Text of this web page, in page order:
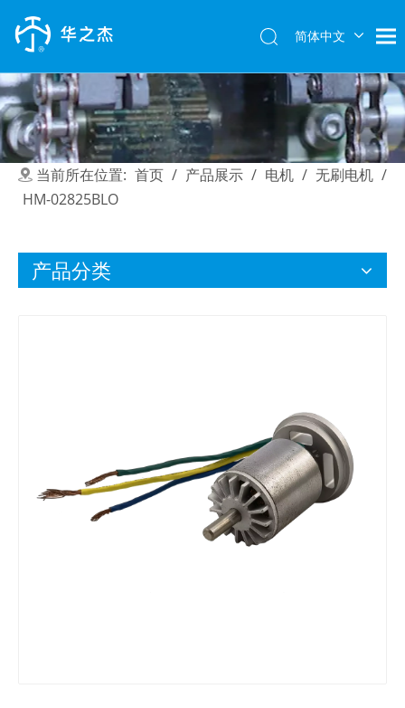
简体中文
当前所在位置: 首页 / 产品展示 / 电机 / 无刷电机 /
HM-02825BLO
产品分类